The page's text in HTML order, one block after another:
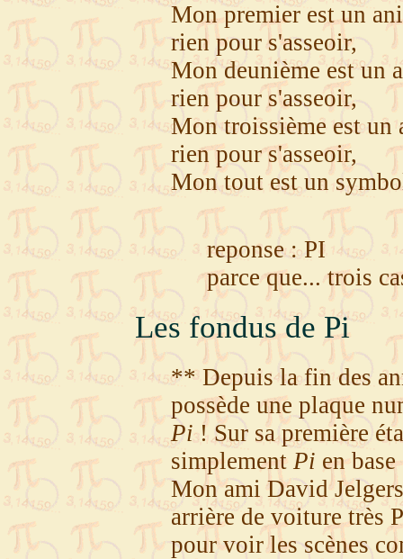
Mon premier est un
rien pour s'asseoir,
Mon deunième est un
rien pour s'asseoir,
Mon troissième est un
rien pour s'asseoir,
Mon tout est un
reponse : PI
parce que... trois
Les fondus de Pi
** Depuis la fin des
possède une plaque
Pi! Sur sa première
simplement Pi en
Mon ami David
arrière de voiture très
pour voir les scènes